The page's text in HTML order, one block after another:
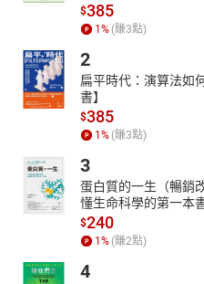
$385
1 % (賺3點)
2
扁平時代：演算法如
書】
$385
1 % (賺3點)
3
蛋白質的一生（暢銷
懂生命科學的第一本
$240
1 % (賺2點)
4